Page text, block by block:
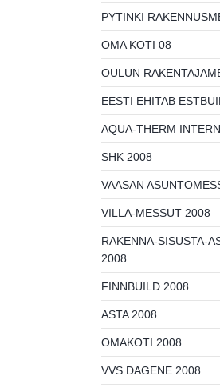
PYTINKI
OMA KOTI 08
OULUN
EESTI EHITAB
AQUA-THERM
SHK 2008
VAASAN
VILLA-MESSUT 2008
RAKENNA-SISUSTA-
2008
FINNBUILD 2008
ASTA 2008
OMAKOTI 2008
VVS DAGENE 2008